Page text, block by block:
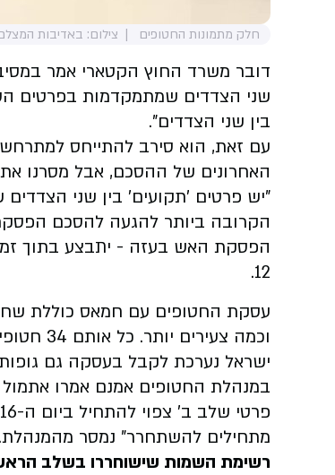
חלק מתמונות החטופים צילום: באדיבות
דובר משרד החוץ הקטארי אמר
שני הצדדים שמתמקדמות בפרטים
בין שני הצדדים".
עם זאת, הוא סירב להתייחס למתרחש
האחרונים של ההסכם, אבל מסרנו את
"יש פרטים 'תקועים' בין שני הצדדים
הקרובה ביותר להגעה להסכם
הפסקת האש בעזה - יתבצע בתוך
12.
וכמה
ישראל נערכת לקבל בעסקה גם
במנהלת החטופים אמנם אמרו
מתחילים להשתחרר" נמסר מהמנהלת.
רשימת השמות שישוחררו בשלב